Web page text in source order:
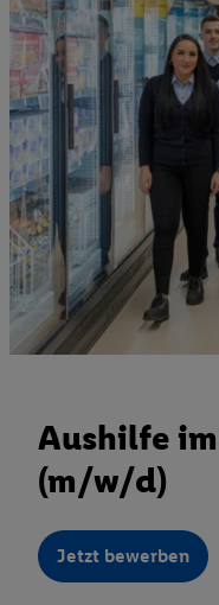
Aushilfe
(m/w/d)
Jetzt bewerben